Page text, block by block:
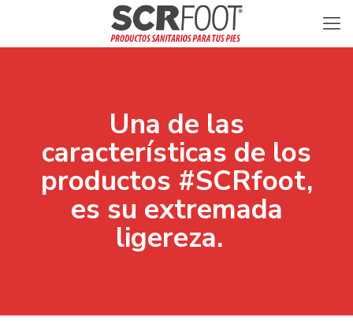
Una de las
características de los
productos #SCRfoot,
es su extremada
ligereza.